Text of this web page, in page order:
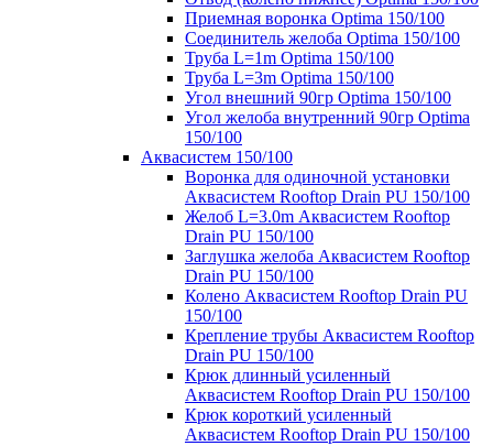
Приемная воронка Optima 150/100
Соединитель желоба Optima 150/100
Труба L=1m Optima 150/100
Труба L=3m Optima 150/100
Угол внешний 90гр Optima 150/100
Угол желоба внутренний 90гр Optima
150/100
Аквасистем 150/100
Воронка для одиночной установки
Аквасистем Rooftop Drain PU 150/100
Желоб L=3.0m Аквасистем Rooftop
Drain PU 150/100
Заглушка желоба Аквасистем Rooftop
Drain PU 150/100
Колено Аквасистем Rooftop Drain PU
150/100
Крепление трубы Аквасистем Rooftop
Drain PU 150/100
Крюк длинный усиленный
Аквасистем Rooftop Drain PU 150/100
Крюк короткий усиленный
Аквасистем Rooftop Drain PU 150/100